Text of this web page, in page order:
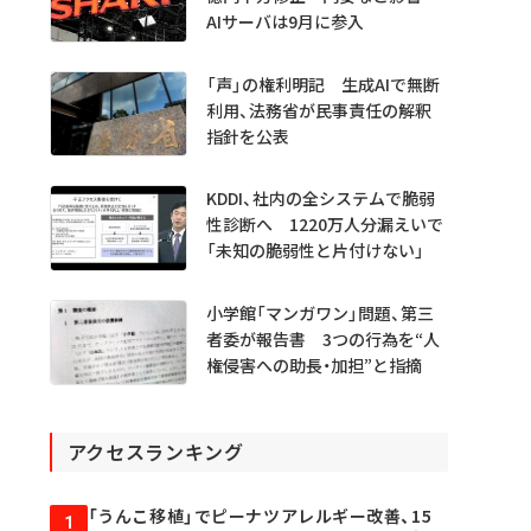
AIサーバは9月に参入
「声」の権利明記 生成AIで無断
利用、法務省が民事責任の解釈
指針を公表
KDDI、社内の全システムで脆弱
性診断へ 1220万人分漏えいで
「未知の脆弱性と片付けない」
小学館「マンガワン」問題、第三
者委が報告書 3つの行為を“人
権侵害への助長・加担”と指摘
アクセスランキング
1
「うんこ移植」でピーナツアレルギー改善、15